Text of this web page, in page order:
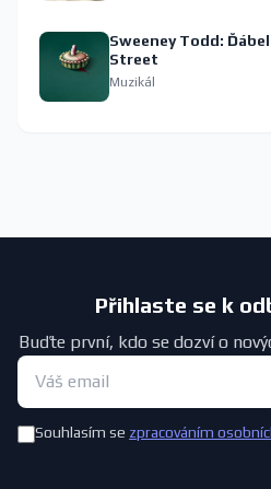
Sweeney Todd:
Street
Muzikál
Přihlaste se k
Buďte první, kdo se dozví o
Souhlasím se zpracováním